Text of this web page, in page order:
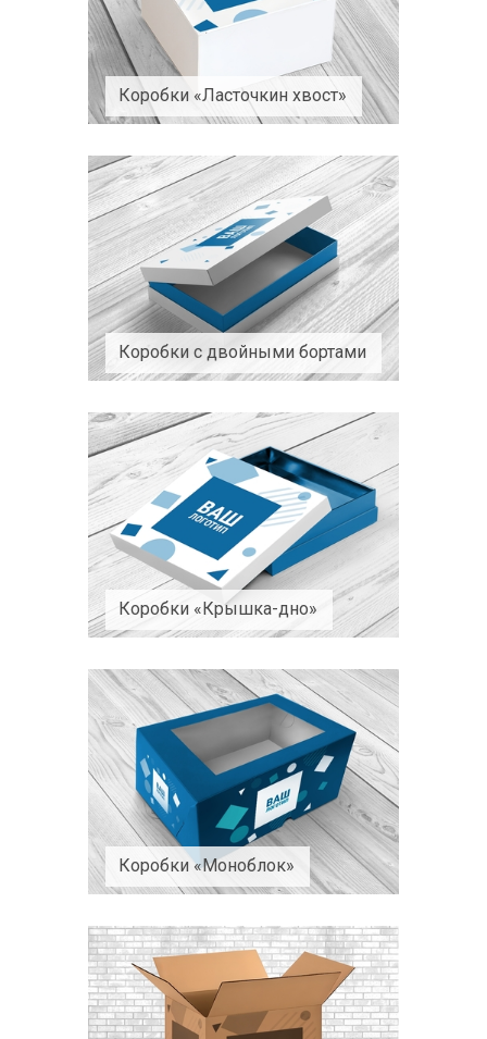
Коробки «Ласточкин хвост»
Коробки с двойными бортами
Коробки «Крышка-дно»
Коробки «Моноблок»